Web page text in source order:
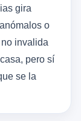
gira
o
invalida
pero sí
se la